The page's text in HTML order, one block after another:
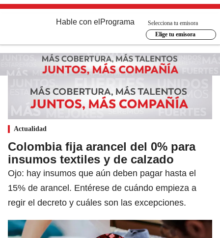
Hable con el Programa
Selecciona tu emisora
Elige tu emisora
Actualidad
Colombia fija arancel del 0% para
insumos textiles y de calzado
Ojo: hay insumos que aún deben pagar hasta el
15% de arancel. Entérese de cuándo empieza a
regir el decreto y cuáles son las excepciones.